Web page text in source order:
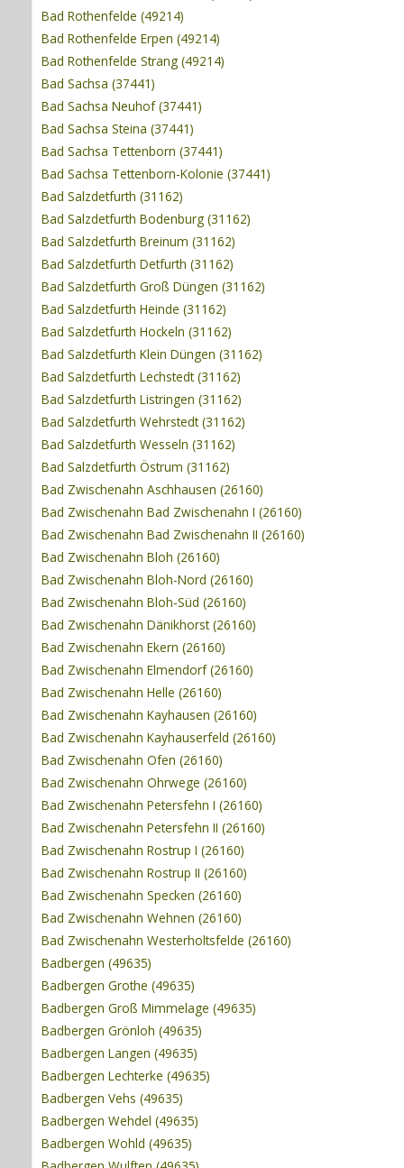
Bad Rothenfelde (49214)
Bad Rothenfelde Erpen (49214)
Bad Rothenfelde Strang (49214)
Bad Sachsa (37441)
Bad Sachsa Neuhof (37441)
Bad Sachsa Steina (37441)
Bad Sachsa Tettenborn (37441)
Bad Sachsa Tettenborn-Kolonie (37441)
Bad Salzdetfurth (31162)
Bad Salzdetfurth Bodenburg (31162)
Bad Salzdetfurth Breinum (31162)
Bad Salzdetfurth Detfurth (31162)
Bad Salzdetfurth Groß Düngen (31162)
Bad Salzdetfurth Heinde (31162)
Bad Salzdetfurth Hockeln (31162)
Bad Salzdetfurth Klein Düngen (31162)
Bad Salzdetfurth Lechstedt (31162)
Bad Salzdetfurth Listringen (31162)
Bad Salzdetfurth Wehrstedt (31162)
Bad Salzdetfurth Wesseln (31162)
Bad Salzdetfurth Östrum (31162)
Bad Zwischenahn Aschhausen (26160)
Bad Zwischenahn Bad Zwischenahn I (26160)
Bad Zwischenahn Bad Zwischenahn II (26160)
Bad Zwischenahn Bloh (26160)
Bad Zwischenahn Bloh-Nord (26160)
Bad Zwischenahn Bloh-Süd (26160)
Bad Zwischenahn Dänikhorst (26160)
Bad Zwischenahn Ekern (26160)
Bad Zwischenahn Elmendorf (26160)
Bad Zwischenahn Helle (26160)
Bad Zwischenahn Kayhausen (26160)
Bad Zwischenahn Kayhauserfeld (26160)
Bad Zwischenahn Ofen (26160)
Bad Zwischenahn Ohrwege (26160)
Bad Zwischenahn Petersfehn I (26160)
Bad Zwischenahn Petersfehn II (26160)
Bad Zwischenahn Rostrup I (26160)
Bad Zwischenahn Rostrup II (26160)
Bad Zwischenahn Specken (26160)
Bad Zwischenahn Wehnen (26160)
Bad Zwischenahn Westerholtsfelde (26160)
Badbergen (49635)
Badbergen Grothe (49635)
Badbergen Groß Mimmelage (49635)
Badbergen Grönloh (49635)
Badbergen Langen (49635)
Badbergen Lechterke (49635)
Badbergen Vehs (49635)
Badbergen Wehdel (49635)
Badbergen Wohld (49635)